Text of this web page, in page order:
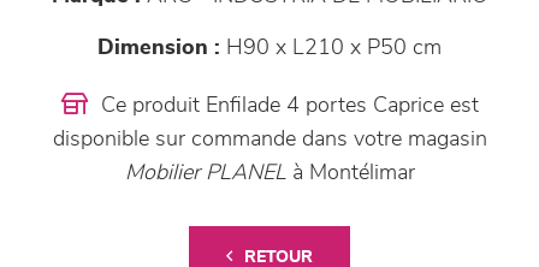
Dimension : H90 x L210 x P50 cm
Ce produit Enfilade 4 portes Caprice est
disponible sur commande dans votre magasin
Mobilier PLANELà Montélimar
RETOUR